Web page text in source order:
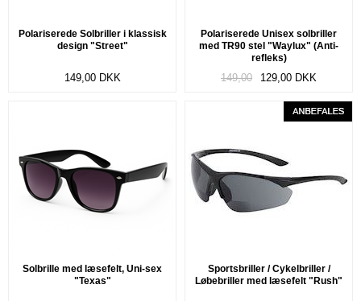
Polariserede Solbriller i klassisk
design "Street"
149,00 DKK
Polariserede Unisex solbriller
med TR90 stel "Waylux" (Anti-
refleks)
149,00 129,00 DKK
Solbrille med læsefelt, Uni-sex
"Texas"
Sportsbriller / Cykelbriller /
Løbebriller med læsefelt "Rush"